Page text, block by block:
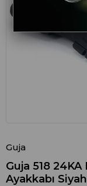
Guja
Guja 518
Ayakkabı Siyah